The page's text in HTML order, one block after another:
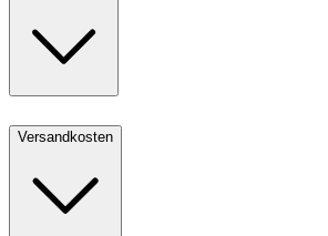
Versandkosten